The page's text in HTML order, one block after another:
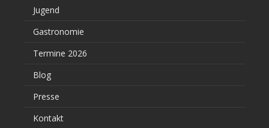
Jugend
Gastronomie
Termine 2026
Blog
Presse
Kontakt